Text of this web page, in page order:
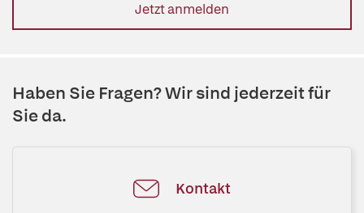
Jetzt anmelden
Haben Sie Fragen? Wir sind jederzeit für
Sie da.
Kontakt